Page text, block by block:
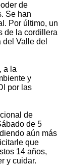
de
Se han
Por último, un
de la cordillera
Valle del
a la
y
por las
de
de 5
aún más
que
14 años,
y cuidar.